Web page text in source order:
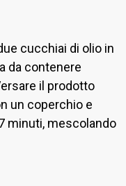
cucchiai di olio in
da contenere
il prodotto
un coperchio e
minuti, mescolando